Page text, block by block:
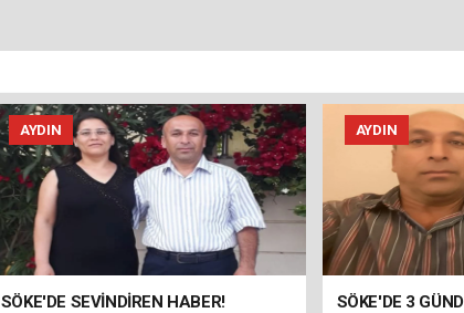
AYDIN
SÖKE'DE SEVİNDİREN HABER!
AYDIN
SÖKE'DE 3